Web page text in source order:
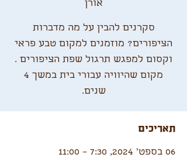
אורן
סקרנים להבין על מה מדברות
הציפורים? מוזמנים למקום טבע פראי
וקסום למפגש תרגול שפת הציפורים .
מקום שהיוויה עבורי בית במשך 4
שנים.
תאריכים
06 בספט׳ 2024, 7:30 – 11:00